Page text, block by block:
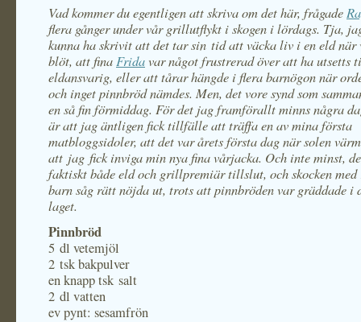
Vad kommer du egentligen att skriva om det här, frågade
flera gånger under vår grillutflykt i skogen i lördags. Tja,
kunna ha skrivit att det tar sin tid att väcka liv i en eld när
blöt, att fina Fridavar något frustrerad över att ha utsetts
eldansvarig, eller att tårar hängde i flera barnögon när
och inget pinnbröd nämdes. Men, det vore synd som
en så fin förmiddag. För det jag framförallt minns några
är att jag äntligen fick tillfälle att träffa en av mina första
matbloggsidoler, att det var årets första dag när solen
att jag fick inviga min nya fina vårjacka. Och inte minst,
faktiskt både eld och grillpremiär tillslut, och skocken med
barn såg rätt nöjda ut, trots att pinnbröden var gräddade i
laget.
Pinnbröd
5 dl vetemjöl
2 tsk bakpulver
en knapp tsk salt
2 dl vatten
ev pynt: sesamfrön